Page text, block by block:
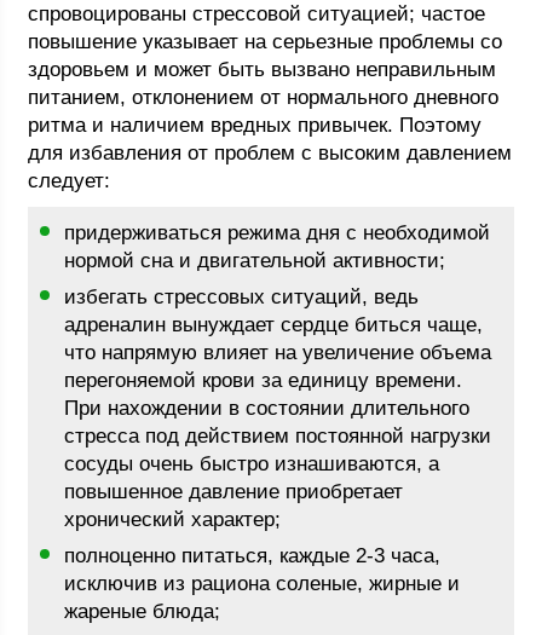
спровоцированы стрессовой ситуацией; частое
повышение указывает на серьезные проблемы со
здоровьем и может быть вызвано неправильным
питанием, отклонением от нормального дневного
ритма и наличием вредных привычек. Поэтому
для избавления от проблем с высоким давлением
следует:
придерживаться режима дня с необходимой
нормой сна и двигательной активности;
избегать стрессовых ситуаций, ведь
адреналин вынуждает сердце биться чаще,
что напрямую влияет на увеличение объема
перегоняемой крови за единицу времени.
При нахождении в состоянии длительного
стресса под действием постоянной нагрузки
сосуды очень быстро изнашиваются, а
повышенное давление приобретает
хронический характер;
полноценно питаться, каждые 2-3 часа,
исключив из рациона соленые, жирные и
жареные блюда;